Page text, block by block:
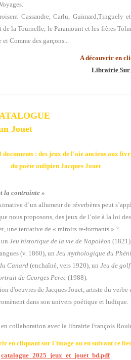
Cassandre, Carlu, Guimard,Tinguely
la Tournelle, le Paramount et les frères
Comme des garçons...
A découvrir en
Librairie Sur
Jouet
documents : des jeux de l'oie anciensaux
du poète oulipien Jacques Jouet
la contrainte »
d’un allumeur de réverbères peut
nous proposons, des jeux de l’oie à la loi
une tentative de « miroirs re-formants » ?
Jeu historique de la vie de Napoléon
(v. 1860), un Jeu mythologique du
Canard (enchaîné, vers 1920), un Jeu de
de Georges Perec(1988).
d'oeuvres de Jacques Jouet, artiste du verbe
dans son univers poétique et ludique.
collaboration avec la librairie François
en cliquant sur l'image ou en suivant ce
catalogue_2025_jeux_et_jouet_bd.pdf